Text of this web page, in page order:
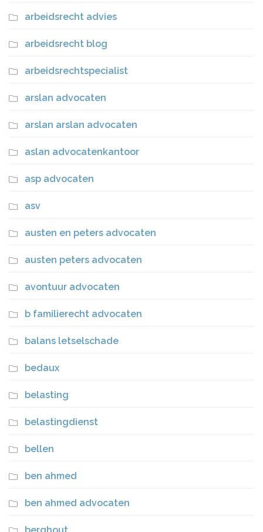
arbeidsrecht advies
arbeidsrecht blog
arbeidsrechtspecialist
arslan advocaten
arslan arslan advocaten
aslan advocatenkantoor
asp advocaten
asv
austen en peters advocaten
austen peters advocaten
avontuur advocaten
b familierecht advocaten
balans letselschade
bedaux
belasting
belastingdienst
bellen
ben ahmed
ben ahmed advocaten